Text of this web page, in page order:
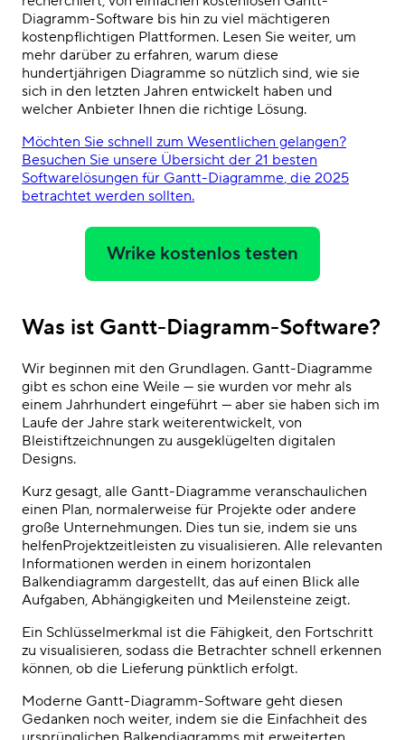
Diagramm-Software bis hin zu viel mächtigeren
kostenpflichtigen Plattformen. Lesen Sie weiter, um
mehr darüber zu erfahren, warum diese
hundertjährigen Diagramme so nützlich sind, wie sie
sich in den letzten Jahren entwickelt haben und
welcher Anbieter Ihnen die richtige Lösung.
Möchten Sie schnell zum Wesentlichen gelangen?
Besuchen Sie unsere Übersicht der 21 besten
Softwarelösungen für Gantt-Diagramme, die 2025
betrachtet werden sollten.
Wrike kostenlos testen
Was ist Gantt-Diagramm-Software?
Wir beginnen mit den Grundlagen. Gantt-Diagramme
gibt es schon eine Weile — sie wurden vor mehr als
einem Jahrhundert eingeführt — aber sie haben sich im
Laufe der Jahre stark weiterentwickelt, von
Bleistiftzeichnungen zu ausgeklügelten digitalen
Designs.
Kurz gesagt, alle Gantt-Diagramme veranschaulichen
einen Plan, normalerweise für Projekte oder andere
große Unternehmungen. Dies tun sie, indem sie uns
helfenProjektzeitleisten zu visualisieren. Alle relevanten
Informationen werden in einem horizontalen
Balkendiagramm dargestellt, das auf einen Blick alle
Aufgaben, Abhängigkeiten und Meilensteine zeigt.
Ein Schlüsselmerkmal ist die Fähigkeit, den Fortschritt
zu visualisieren, sodass die Betrachter schnell erkennen
können, ob die Lieferung pünktlich erfolgt.
Moderne Gantt-Diagramm-Software geht diesen
Gedanken noch weiter, indem sie die Einfachheit des